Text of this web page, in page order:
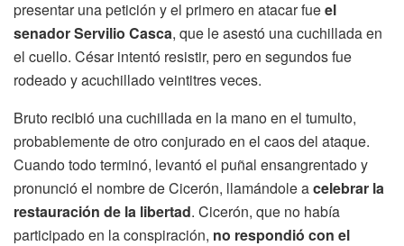
presentar una petición y el primero en atacar fueel
senador Servilio Casca, que le asestó una cuchillada en
el cuello. César intentó resistir, pero en segundos fue
rodeado y acuchillado veintitres veces.
Bruto recibió una cuchillada en la mano en el tumulto,
probablemente de otro conjurado en el caos del ataque.
Cuando todo terminó, levantó el puñal ensangrentado y
pronunció el nombre de Cicerón, llamándole acelebrar la
restauración de la libertad. Cicerón, que no había
participado en la conspiración, no respondió con el